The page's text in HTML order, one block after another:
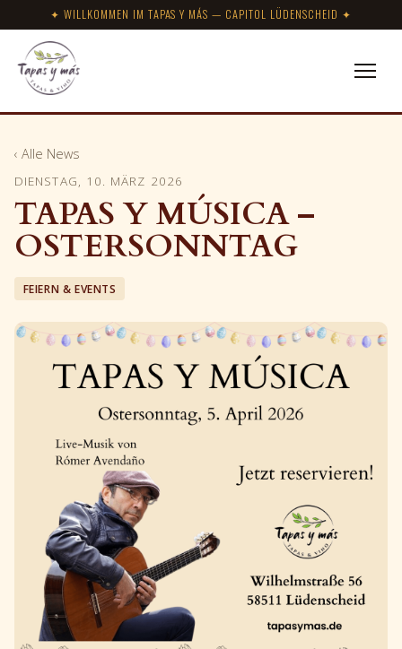
✦ WILLKOMMEN IM TAPAS Y MÁS — CAPITOL LÜDENSCHEID ✦
‹ Alle News
DIENSTAG, 10. MÄRZ 2026
TAPAS Y MÚSICA –
OSTERSONNTAG
FEIERN & EVENTS